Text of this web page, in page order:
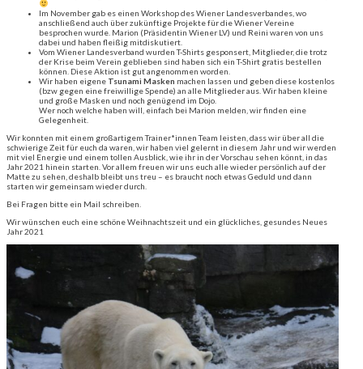
Im November gab es einen Workshop des Wiener Landesverbandes, wo
anschließend auch über zukünftige Projekte für die Wiener Vereine
besprochen wurde. Marion (Präsidentin Wiener LV) und Reini waren von uns
dabei und haben fleißig mitdiskutiert.
Vom Wiener Landesverband wurden T-Shirts gesponsert, Mitglieder, die trotz
der Krise beim Verein geblieben sind haben sich ein T-Shirt gratis bestellen
können. Diese Aktion ist gut angenommen worden.
Wir haben eigene Tsunami Masken machen lassen und geben diese kostenlos
(bzw gegen eine freiwillige Spende) an alle Mitglieder aus. Wir haben kleine
und große Masken und noch genügend im Dojo.
Wer noch welche haben will, einfach bei Marion melden, wir finden eine
Gelegenheit.
Wir konnten mit einem großartigem Trainer*innen Team leisten, dass wir über all die
schwierige Zeit für euch da waren, wir haben viel gelernt in diesem Jahr und wir werden
mit viel Energie und einem tollen Ausblick, wie ihr in der Vorschau sehen könnt, in das
Jahr 2021 hinein starten. Vor allem freuen wir uns euch alle wieder persönlich auf der
Matte zu sehen, deshalb bleibt uns treu – es braucht noch etwas Geduld und dann
starten wir gemeinsam wieder durch.
Bei Fragen bitte ein Mail schreiben.
Wir wünschen euch eine schöne Weihnachtszeit und ein glückliches, gesundes Neues
Jahr 2021